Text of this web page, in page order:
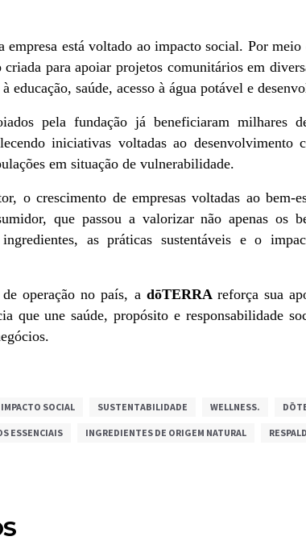
empresa está voltado ao impacto social. Por
criada para apoiar projetos comunitários em
educação, saúde, acesso à água potável e
pela fundação já beneficiaram milhares
iniciativas voltadas ao desenvolvimento
em situação de vulnerabilidade.
o crescimento de empresas voltadas ao bem-
que passou a valorizar não apenas os
as práticas sustentáveis e o
operação no país, a dōTERRA reforça sua
que une saúde, propósito e responsabilidade
IMPACTO SOCIAL SUSTENTABILIDADE WELLNESS.
ESSENCIAIS INGREDIENTES DE ORIGEM NATURAL